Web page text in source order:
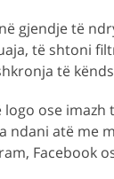
gjendje të
të shtoni
të
ose imazh
ndani atë me
Facebook